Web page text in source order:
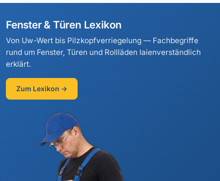
Fenster & Türen Lexikon
Von Uw-Wert bis Pilzkopfverriegelung — Fachbegriffe
rund um Fenster, Türen und Rollläden laienverständlich
erklärt.
Zum Lexikon →